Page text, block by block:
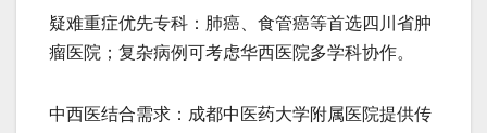
​​疑难重症优先专科​​：肺癌、食管癌等首选四川省肿
瘤医院；复杂病例可考虑华西医院多学科协作。
​​中西医结合需求​​：成都中医药大学附属医院提供传